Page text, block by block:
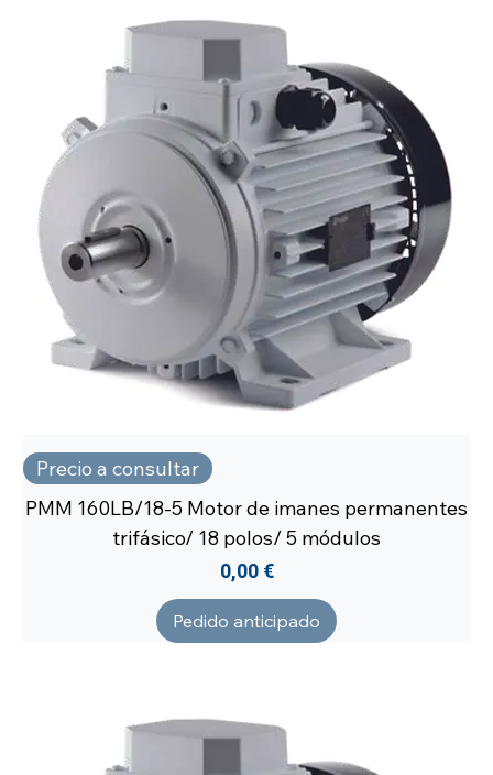
Precio a consultar
PMM 160LB/18-5 Motor de imanes permanentes
trifásico/ 18 polos/ 5 módulos
Precio
0,00 €
Pedido anticipado